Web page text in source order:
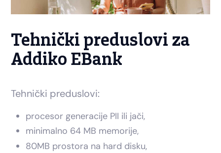
Tehnički preduslovi za
Addiko EBank
Tehnički preduslovi:
procesor generacije PII ili jači,
minimalno 64 MB memorije,
80MB prostora na hard disku,